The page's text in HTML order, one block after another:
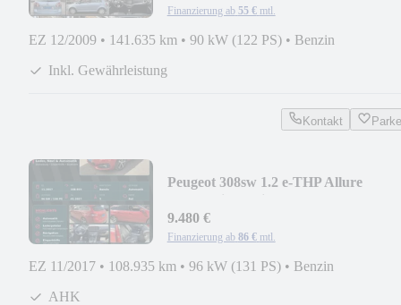
Finanzierung ab 55 € mtl.
EZ 12/2009 • 141.635 km • 90 kW (122 PS) • Benzin
Inkl. Gewährleistung
Kontakt
Peugeot 308sw 1.2 e-THP Allure
9.480 €
Finanzierung ab 86 € mtl.
EZ 11/2017 • 108.935 km • 96 kW (131 PS) • Benzin
AHK